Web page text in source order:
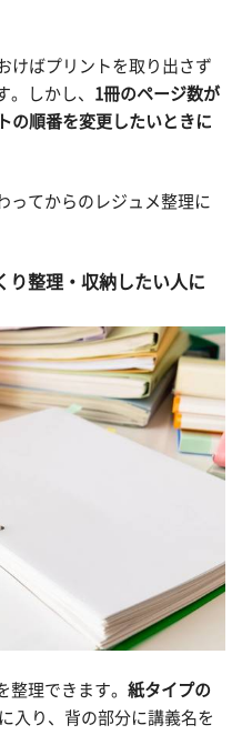
けばプリントを取り出さず
。しかし、 1冊のページ数が
の順番を変更したいときに
ってからのレジュメ整理に
り整理・収納したい人に
整理できます。 紙タイプの
入り、背の部分に講義名を